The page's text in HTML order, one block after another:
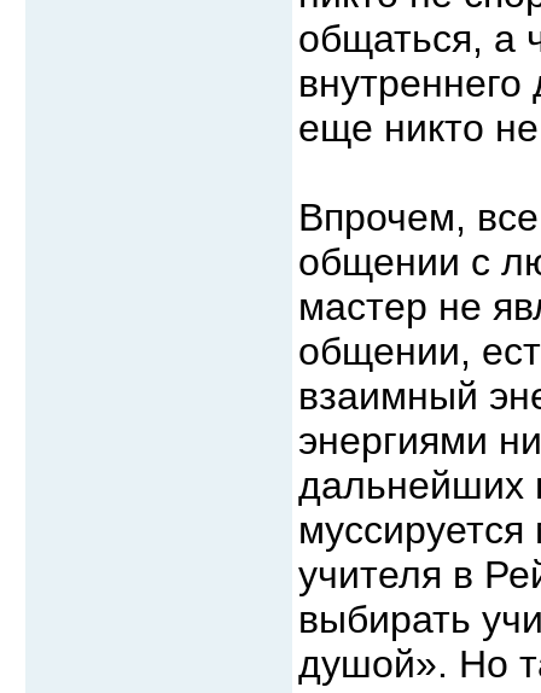
общаться, а
еще никто
Впрочем,
общении с
мастер не
общении,
взаимный
энергиями
дальнейших
учителя в
выбирать
душой». Но